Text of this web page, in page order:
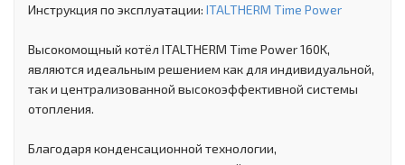
Инструкция по эксплуатации: ITALTHERM Time Power
Высокомощный котёл ITALTHERM Time Power 160K,
являются идеальным решением как для индивидуальной,
так и централизованной высокоэффективной системы
отопления.
Благодаря конденсационной технологии,